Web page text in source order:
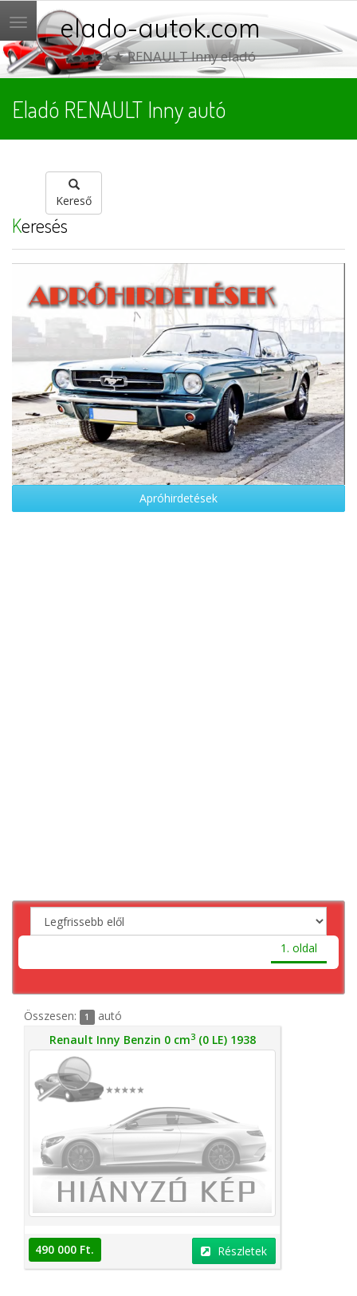
Menü elado-autok.com
★★★★★ RENAULT Inny eladó
Eladó RENAULT Inny autó
Kereső
Keresés
Apróhirdetések
1. oldal
Összesen: 1
autó
Renault Inny Benzin 0 cm3(0 LE) 1938
490 000 Ft. Részletek